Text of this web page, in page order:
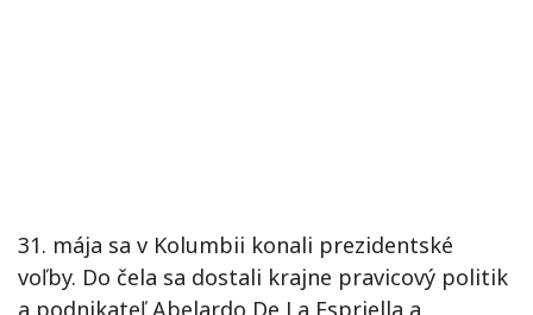
31. mája sa v Kolumbii konali prezidentské
voľby. Do čela sa dostali krajne pravicový politik
a podnikateľ Abelardo De La Espriella a